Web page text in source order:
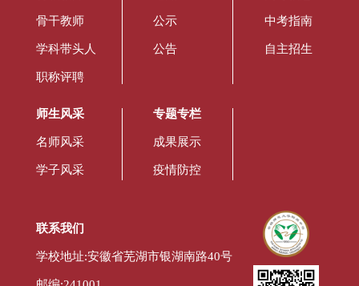
骨干教师
学科带头人
职称评聘
公示
公告
中考指南
自主招生
师生风采
名师风采
学子风采
专题专栏
成果展示
疫情防控
联系我们
学校地址:安徽省芜湖市银湖南路40号